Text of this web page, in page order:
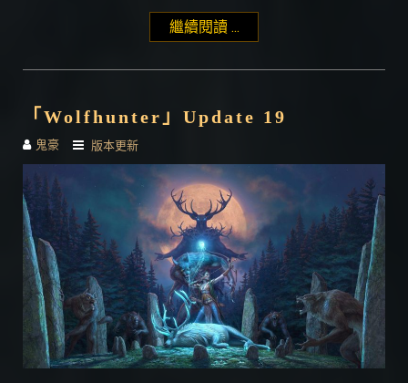
繼續閱讀 ...
「Wolfhunter」Update 19
鬼豪 版本更新